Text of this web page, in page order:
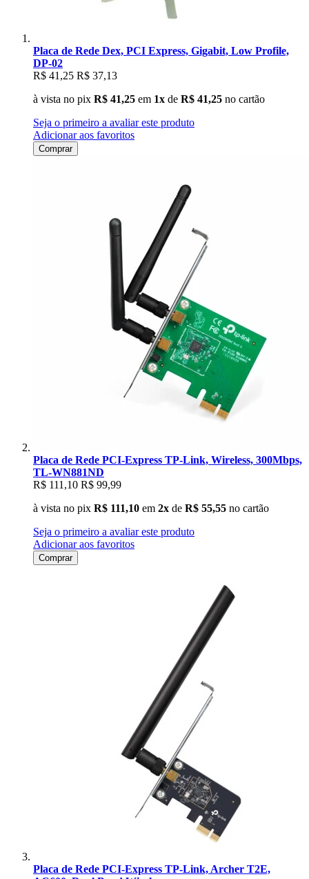
Placa de Rede Dex, PCI Express, Gigabit, Low Profile,
DP-02
R$ 41,25 R$ 37,13
à vista no pix R$ 41,25 em 1x de R$ 41,25 no cartão
Seja o primeiro a avaliar este produto
Adicionar aos favoritos
Comprar
Placa de Rede PCI-Express TP-Link, Wireless, 300Mbps,
TL-WN881ND
R$ 111,10 R$ 99,99
à vista no pix R$ 111,10 em 2x de R$ 55,55 no cartão
Seja o primeiro a avaliar este produto
Adicionar aos favoritos
Comprar
Placa de Rede PCI-Express TP-Link, Archer T2E,